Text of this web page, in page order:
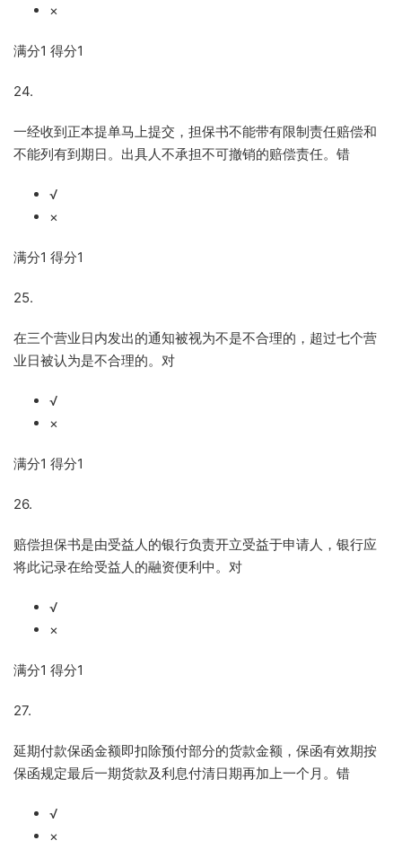
×
满分1 得分1
24.
一经收到正本提单马上提交，担保书不能带有限制责任赔偿和
不能列有到期日。出具人不承担不可撤销的赔偿责任。错
√
×
满分1 得分1
25.
在三个营业日内发出的通知被视为不是不合理的，超过七个营
业日被认为是不合理的。对
√
×
满分1 得分1
26.
赔偿担保书是由受益人的银行负责开立受益于申请人，银行应
将此记录在给受益人的融资便利中。对
√
×
满分1 得分1
27.
延期付款保函金额即扣除预付部分的货款金额，保函有效期按
保函规定最后一期货款及利息付清日期再加上一个月。错
√
×